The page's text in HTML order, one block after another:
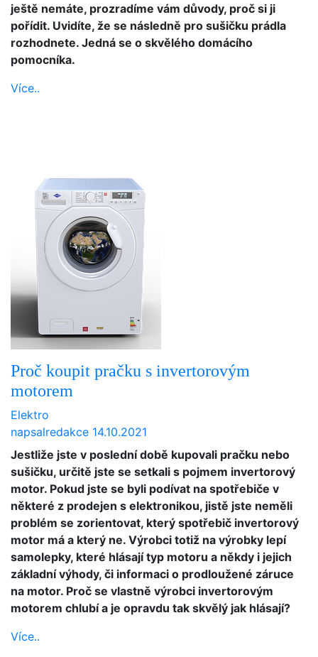
ještě nemáte, prozradíme vám důvody, proč si ji
pořídit. Uvidíte, že se následně pro sušičku prádla
rozhodnete. Jedná se o skvělého domácího
pomocníka.
Více..
Proč koupit pračku s invertorovým
motorem
Elektro
napsalredakce 14.10.2021
Jestliže jste v poslední době kupovali pračku nebo
sušičku, určitě jste se setkali s pojmem invertorový
motor. Pokud jste se byli podívat na spotřebiče v
některé z prodejen s elektronikou, jistě jste neměli
problém se zorientovat, který spotřebič invertorový
motor má a který ne. Výrobci totiž na výrobky lepí
samolepky, které hlásají typ motoru a někdy i jejich
základní výhody, či informaci o prodloužené záruce
na motor. Proč se vlastně výrobci invertorovým
motorem chlubí a je opravdu tak skvělý jak hlásají?
Více..